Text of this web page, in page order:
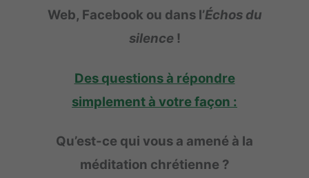
Web, Facebook ou dans l’Échos du
silence !
Des questions à répondre
simplement à votre façon :
Qu’est-ce qui vous a amené à la
méditation chrétienne ?